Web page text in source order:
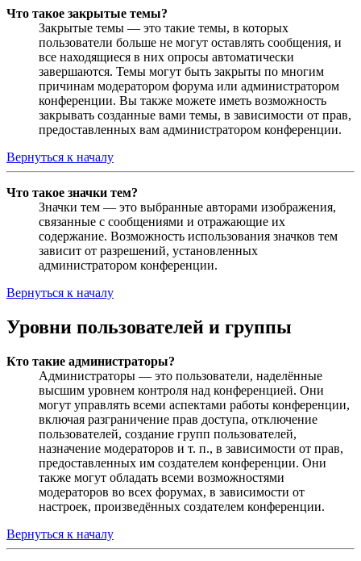
Что такое закрытые темы?
Закрытые темы — это такие темы, в которых
пользователи больше не могут оставлять сообщения, и
все находящиеся в них опросы автоматически
завершаются. Темы могут быть закрыты по многим
причинам модератором форума или администратором
конференции. Вы также можете иметь возможность
закрывать созданные вами темы, в зависимости от прав,
предоставленных вам администратором конференции.
Вернуться к началу
Что такое значки тем?
Значки тем — это выбранные авторами изображения,
связанные с сообщениями и отражающие их
содержание. Возможность использования значков тем
зависит от разрешений, установленных
администратором конференции.
Вернуться к началу
Уровни пользователей и группы
Кто такие администраторы?
Администраторы — это пользователи, наделённые
высшим уровнем контроля над конференцией. Они
могут управлять всеми аспектами работы конференции,
включая разграничение прав доступа, отключение
пользователей, создание групп пользователей,
назначение модераторов и т. п., в зависимости от прав,
предоставленных им создателем конференции. Они
также могут обладать всеми возможностями
модераторов во всех форумах, в зависимости от
настроек, произведённых создателем конференции.
Вернуться к началу